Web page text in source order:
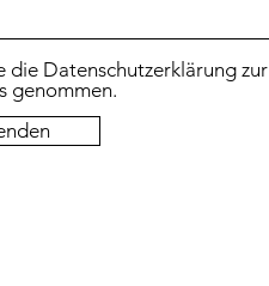
die Datenschutzerklärung zur
genommen.